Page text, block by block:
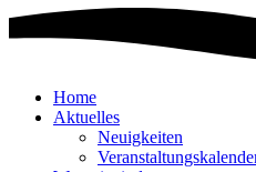
Home
Aktuelles
Neuigkeiten